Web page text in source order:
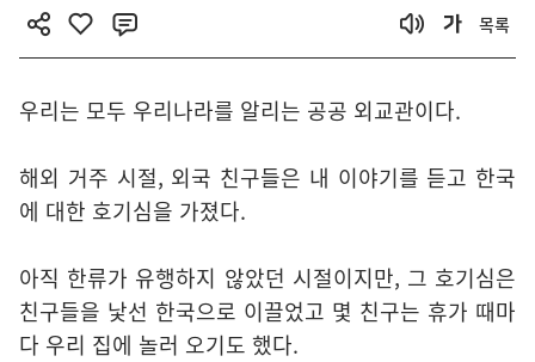
목록
우리는 모두 우리나라를 알리는 공공 외교관이다.
해외 거주 시절, 외국 친구들은 내 이야기를 듣고 한국
에 대한 호기심을 가졌다.
아직 한류가 유행하지 않았던 시절이지만, 그 호기심은
친구들을 낯선 한국으로 이끌었고 몇 친구는 휴가 때마
다 우리 집에 놀러 오기도 했다.